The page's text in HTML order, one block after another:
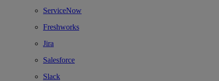
ServiceNow
Freshworks
Jira
Salesforce
Slack